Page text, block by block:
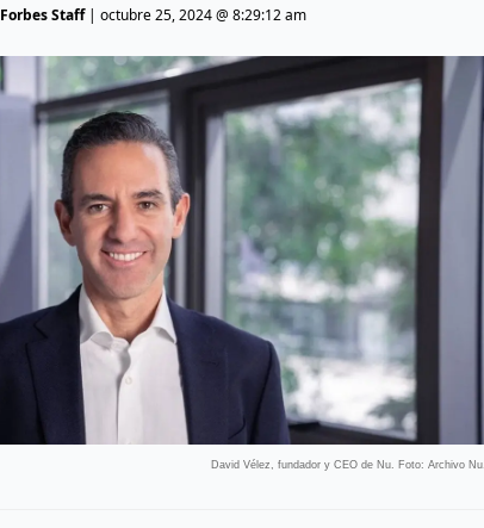
Forbes Staff| octubre 25, 2024 @ 8:29:12 am
David Vélez, fundador y CEO de Nu. Foto: Archivo Nu.